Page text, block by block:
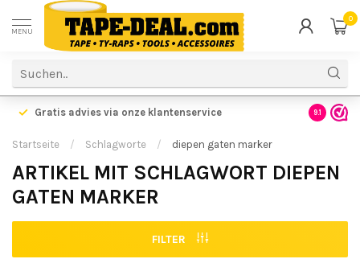
MENU
0
Gratis advies via onze klantenservice 9.1
Startseite / Schlagworte / diepen gaten marker
ARTIKEL MIT SCHLAGWORT DIEPEN
GATEN MARKER
FILTER